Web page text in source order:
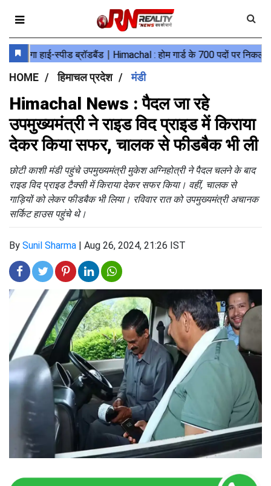
HOME हिमाचल प्रदेश मंडी
Himachal News : पैदल जा रहे
उपमुख्यमंत्री ने राइड विद प्राइड में किराया
देकर किया सफर, चालक से फीडबैक भी ली
छोटी काशी मंडी पहुंचे उपमुख्यमंत्री मुकेश अग्निहोत्री ने पैदल चलने के बाद
राइड विद प्राइड टैक्सी में किराया देकर सफर किया। वहीं, चालक से
गाड़ियों को लेकर फीडबैक भी लिया। रविवार रात को उपमुख्यमंत्री अचानक
सर्किट हाउस पहुंचे थे।
By Sunil Sharma | Aug 26, 2024, 21:26 IST